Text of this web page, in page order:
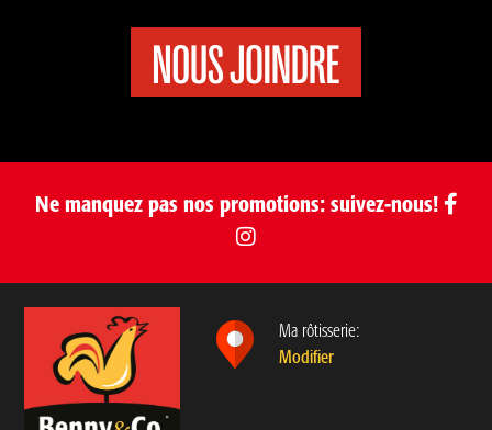
Ne manquez pas nos promotions: suivez-nous!
Ma rôtisserie:
Modifier